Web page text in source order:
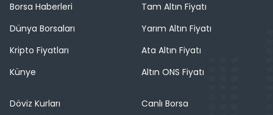
Borsa Haberleri
Dünya Borsaları
Kripto Fiyatları
Künye
Tam Altın Fiyatı
Yarım Altın Fiyatı
Ata Altın Fiyatı
Altın ONS Fiyatı
Döviz Kurları
Canlı Borsa